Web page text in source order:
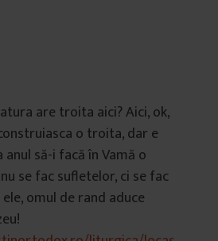
are troita aici? Aici, ok,
o troita, dar e
să-i facă în Vamă o
se fac sufletelor, ci se fac
omul de rand aduce